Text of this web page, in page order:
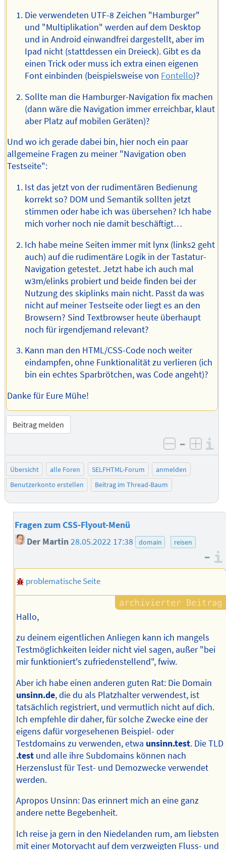
Die verwendeten UTF-8 Zeichen "Hamburger"
und "Multiplikation" werden auf dem Desktop
und in Android einwandfrei dargestellt, aber im
Ipad nicht (stattdessen ein Dreieck). Gibt es da
einen Trick oder muss ich extra einen eigenen
Font einbinden (beispielsweise von Fontello)?
Sollte man die Hamburger-Navigation fix machen
(dann wäre die Navigation immer erreichbar, klaut
aber Platz auf mobilen Geräten)?
Und wo ich gerade dabei bin, hier noch ein paar
allgemeine Fragen zu meiner "Navigation oben
Testseite":
Ist das jetzt von der rudimentären Bedienung
korrekt so? DOM und Semantik sollten jetzt
stimmen oder habe ich was übersehen? Ich habe
mich vorher noch nie damit beschäftigt…
Ich habe meine Seiten immer mit lynx (links2 geht
auch) auf die rudimentäre Logik in der Tastatur-
Navigation getestet. Jetzt habe ich auch mal
w3m/elinks probiert und beide finden bei der
Nutzung des skiplinks main nicht. Passt da was
nicht auf meiner Testseite oder liegt es an den
Browsern? Sind Textbrowser heute überhaupt
noch für irgendjemand relevant?
Kann man den HTML/CSS-Code noch weiter
eindampfen, ohne Funktionalität zu verlieren (ich
bin ein echtes Sparbrötchen, was Code angeht)?
Danke für Eure Mühe!
Beitrag melden
negativ
–
Übersicht alle Foren SELFHTML-Forum
anmelden
Benutzerkonto erstellen
Beitrag im Thread-Baum
Fragen zum CSS-Flyout-Menü
Der Martin28.05.2022 17:38 domain reisen
–
problematische Seite
Hallo,
zu deinem eigentlichen Anliegen kann ich mangels
Testmöglichkeiten leider nicht viel sagen, außer "bei
mir funktioniert's zufriedenstellend", fwiw.
Aber ich habe einen anderen guten Rat: Die Domain
unsinn.de, die du als Platzhalter verwendest, ist
tatsächlich registriert, und vermutlich nicht auf dich.
Ich empfehle dir daher, für solche Zwecke eine der
eigens dafür vorgesehenen Beispiel- oder
Testdomains zu verwenden, etwa unsinn.test. Die TLD
.testund alle ihre Subdomains können nach
Herzenslust für Test- und Demozwecke verwendet
werden.
Apropos Unsinn: Das erinnert mich an eine ganz
andere nette Begebenheit.
Ich reise ja gern in den Niedelanden rum, am liebsten
mit einer Motoryacht auf dem verzweigten Fluss- und